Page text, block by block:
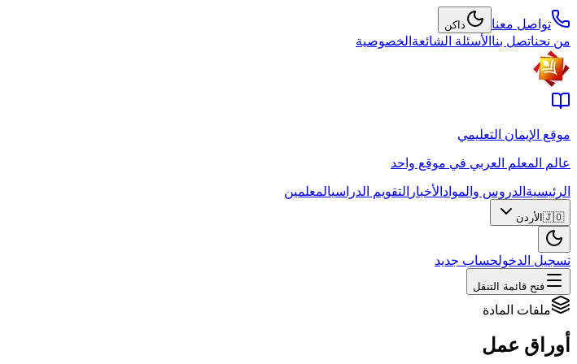
تواصل معنا داكن
من نحناتصل بنا الأسئلة الشائعة الخصوصية
موقع الإيمان التعليمي
عالم المعلم العربي في موقع واحد
الرئيسية الدروس والمواد الأخبار التقويم الدراسيالمعلمين
🇯🇴 الأردن
تسجيل الدخولحساب جديد
فتح قائمة التنقل
ملفات المادة
أوراق عمل